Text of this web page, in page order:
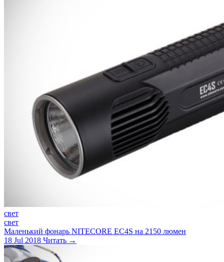
свет
свет
Маленький фонарь NITECORE EC4S на 2150 люмен
18 Jul 2018 Читать →